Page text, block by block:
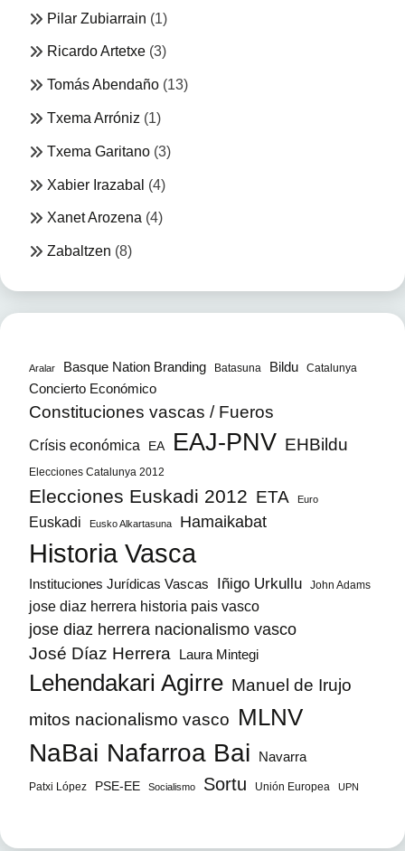
Pilar Zubiarrain (1)
Ricardo Artetxe (3)
Tomás Abendaño (13)
Txema Arróniz (1)
Txema Garitano (3)
Xabier Irazabal (4)
Xanet Arozena (4)
Zabaltzen (8)
Aralar Basque Nation Branding Batasuna Bildu Catalunya
Concierto Económico
Constituciones vascas / Fueros
Crísis económica EA EAJ-PNV EHBildu
Elecciones Catalunya 2012
Elecciones Euskadi 2012 ETA Euro
Euskadi Eusko Alkartasuna Hamaikabat
Historia Vasca
Instituciones Jurídicas Vascas Iñigo Urkullu John Adams
jose diaz herrera historia pais vasco
jose diaz herrera nacionalismo vasco
José Díaz Herrera Laura Mintegi
Lehendakari Agirre Manuel de Irujo
mitos nacionalismo vasco MLNV
NaBai Nafarroa Bai Navarra
Patxi López PSE-EE Socialismo Sortu Unión Europea UPN